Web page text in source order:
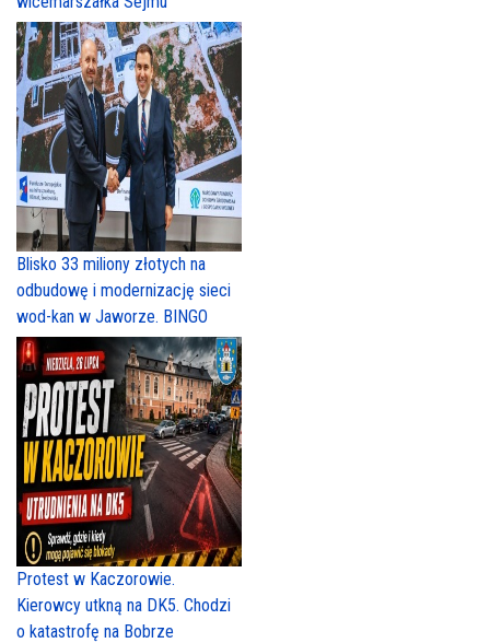
Blisko 33 miliony złotych na
odbudowę i modernizację sieci
wod-kan w Jaworze. BINGO
Protest w Kaczorowie.
Kierowcy utkną na DK5. Chodzi
o katastrofę na Bobrze